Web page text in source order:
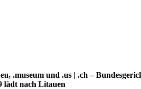
.museum und .us | .ch –
lädt nach Litauen